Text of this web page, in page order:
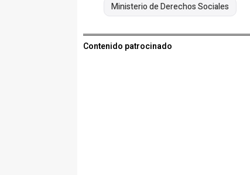
Ministerio de Derechos Sociales
Contenido patrocinado